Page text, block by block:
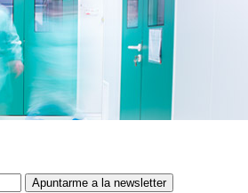
Apuntarme a la newsletter